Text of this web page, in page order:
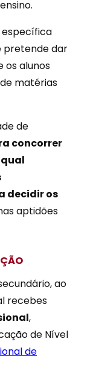
específica
pretende dar
os alunos
matérias
de
concorrer
decidir os
aptidões
ao
recebes
,
de Nível
de